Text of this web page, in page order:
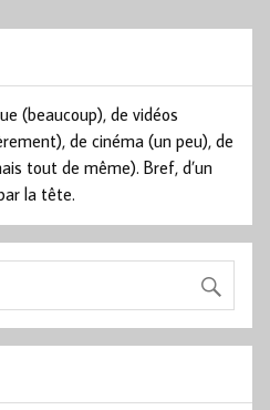
(beaucoup), de vidéos
de cinéma (un peu), de
tout de même). Bref, d’un
la tête.